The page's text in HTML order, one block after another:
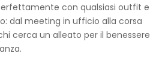
con qualsiasi outfit e
dal meeting in ufficio alla corsa
cerca un alleato per il benessere